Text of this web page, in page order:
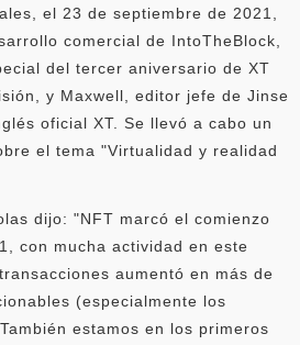
el 23 de septiembre de 2021,
comercial de IntoTheBlock,
del tercer aniversario de XT
y Maxwell, editor jefe de Jinse
oficial XT. Se llevó a cabo un
el tema "Virtualidad y realidad
dijo: "NFT marcó el comienzo
con mucha actividad en este
aumentó en más de
(especialmente los
estamos en los primeros